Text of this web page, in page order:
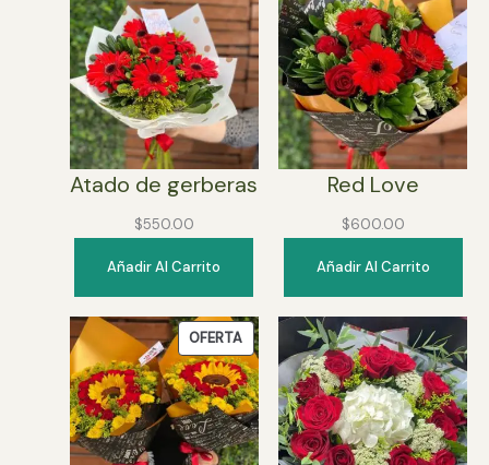
Atado de gerberas
$550.00
Añadir Al Carrito
Red Love
$600.00
Añadir Al Carrito
OFERTAPRODUCTO
EN
OFERTA